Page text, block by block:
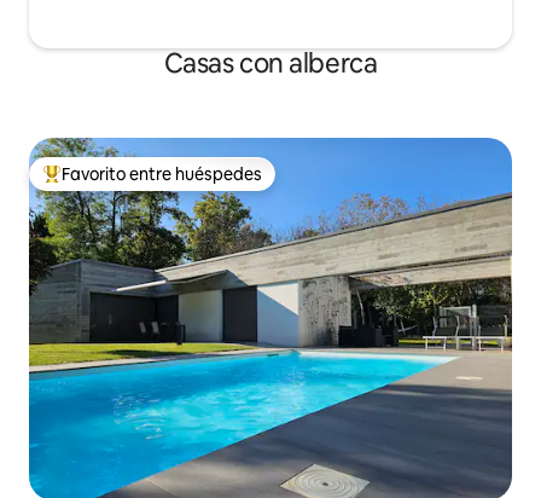
Casas con alberca
De los mejores en Favorito entre huéspedes
Favorito entre huéspedes